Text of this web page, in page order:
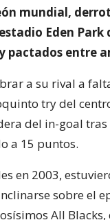
mundial,
Eden
pactados entre
a su rival a
try del
del in-goal
a 15 puntos.
en 2003,
sobre el
All